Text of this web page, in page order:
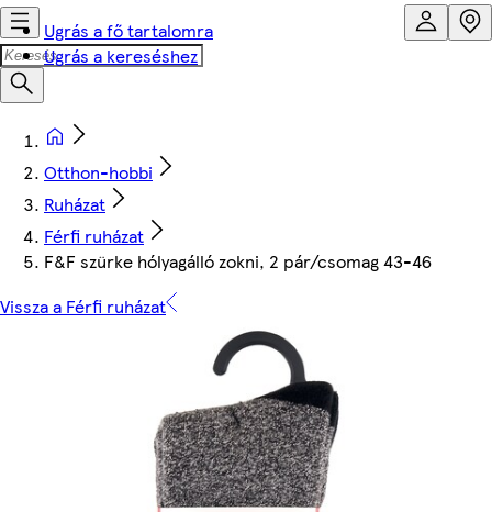
Ugrás a fő tartalomra
Ugrás a kereséshez
Otthon-hobbi
Ruházat
Férfi ruházat
F&F szürke hólyagálló zokni, 2 pár/csomag 43-46
Vissza a Férfi ruházat